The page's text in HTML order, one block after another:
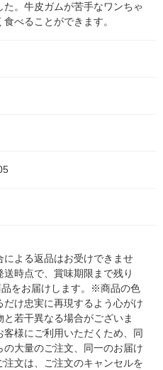
た。牛皮ガムが苦手なワンちゃ
べることができます。
による返品はお受けできませ
時点で、賞味期限まで残り
をお届けします。※商品の色
だけ忠実に再現するよう心がけ
と若干異なる場合がございま
様にご利用いただくため、同
の大量のご注文、同一のお届け
注文は、ご注文のキャンセルを